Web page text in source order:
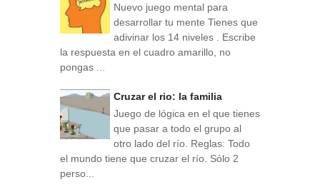
Nuevo juego mental para
desarrollar tu mente Tienes que
adivinar los 14 niveles . Escribe
la respuesta en el cuadro amarillo, no
pongas ...
Cruzar el rio: la familia
Juego de lógica en el que tienes
que pasar a todo el grupo al
otro lado del río. Reglas: Todo
el mundo tiene que cruzar el río. Sólo 2
perso...